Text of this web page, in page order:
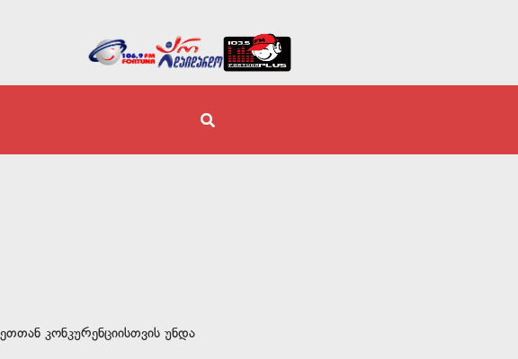
კონკურენციისთვის უნდა